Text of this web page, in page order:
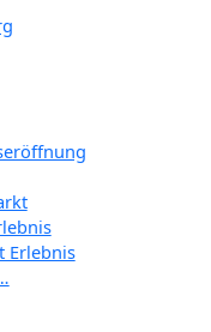
Erlebnis